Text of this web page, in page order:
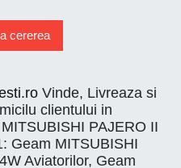
cererea
Vinde, Livreaza si
clientului in
PAJERO II
Geam MITSUBISHI
Aviatorilor, Geam